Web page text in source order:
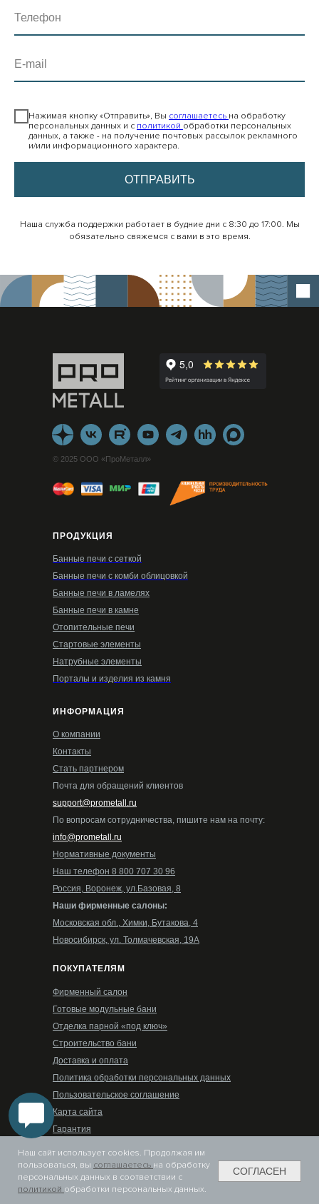
Телефон
E-mail
Нажимая кнопку «Отправить», Вы соглашаетесь на обработку
персональных данных и с политикой обработки персональных
данных, а также - на получение почтовых рассылок рекламного
и/или информационного характера.
ОТПРАВИТЬ
Наша служба поддержки работает в будние дни с 8:30 до 17:00. Мы
обязательно свяжемся с вами в это время.
Наш сайт использует cookies. Продолжая им
пользоваться, вы соглашаетесь на обработку
персональных данных в соответствии с
политикой обработки персональных данных.
СОГЛАСЕН
ПРОДУКЦИЯ
Банные печи с сеткой
Банные печи с комби облицовкой
Банные печи в ламелях
Банные печи в камне
Отопительные печи
Стартовые элементы
Натрубные элементы
Порталы и изделия из камня
ИНФОРМАЦИЯ
О компании
Контакты
Стать партнером
Почта для обращений клиентов
support@prometall.ru
По вопросам сотрудничества, пишите нам на почту:
info@prometall.ru
Нормативные документы
Наш телефон 8 800 707 30 96
Россия, Воронеж, ул.Базовая, 8
Наши фирменные салоны:
Московская обл., Химки, Бутакова, 4
Новосибирск, ул. Толмачевская, 19А
ПОКУПАТЕЛЯМ
Фирменный салон
Готовые модульные бани
Отделка парной «под ключ»
Строительство бани
Доставка и оплата
Политика обработки персональных данных
Пользовательское соглашение
Карта сайта
Гарантия
© 2025 ООО «ПроМеталл»
Пн-Пт: 08:00-17:00
Сб-Вс: выходные дни
РЕЖИМ РАБОТЫ